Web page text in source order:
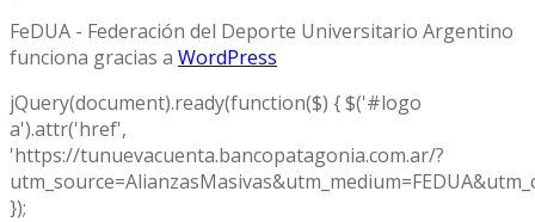
FeDUA - Federación del Deporte Universitario Argentino
funciona gracias a WordPress
jQuery(document).ready(function($) { $('#logo
a').attr('href',
'https://tunuevacuenta.bancopatagonia.com.ar/?
});